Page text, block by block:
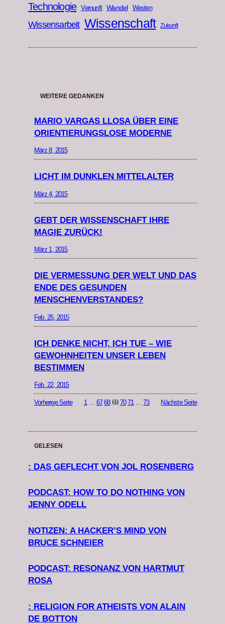
Technologie Vernunft Wandel Westen
Wissensarbeit Wissenschaft Zukunft
WEITERE GEDANKEN
MARIO VARGAS LLOSA ÜBER EINE
ORIENTIERUNGSLOSE MODERNE
März 8, 2015
LICHT IM DUNKLEN MITTELALTER
März 4, 2015
GEBT DER WISSENSCHAFT IHRE
MAGIE ZURÜCK!
März 1, 2015
DIE VERMESSUNG DER WELT UND DAS
ENDE DES GESUNDEN
MENSCHENVERSTANDES?
Feb. 25, 2015
ICH DENKE NICHT, ICH TUE – WIE
GEWOHNHEITEN UNSER LEBEN
BESTIMMEN
Feb. 22, 2015
Vorherige Seite 1 … 67 68 69 70 71 … 73 Nächste Seite
GELESEN
: DAS GEFLECHT VON JOL ROSENBERG
PODCAST: HOW TO DO NOTHING VON
JENNY ODELL
NOTIZEN: A HACKER’S MIND VON
BRUCE SCHNEIER
PODCAST: RESONANZ VON HARTMUT
ROSA
: RELIGION FOR ATHEISTS VON ALAIN
DE BOTTON